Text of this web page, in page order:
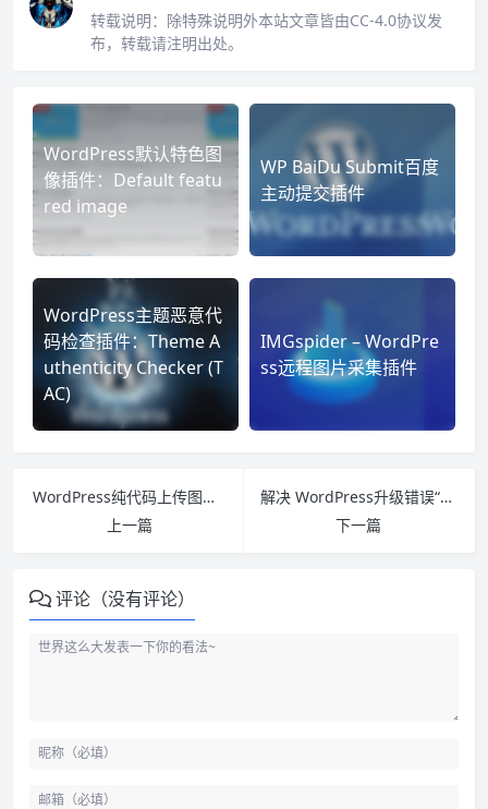
转载说明： 除特殊说明外本站文章皆由CC-4.0协议发
布，转载请注明出处。
WordPress默认特色图
像插件：Default featu
red image
WP BaiDu Submit百度
主动提交插件
WordPress主题恶意代
码检查插件：Theme A
uthenticity Checker (T
AC)
IMGspider – WordPre
ss远程图片采集插件
WordPress纯代码上传图片自动重命名的方法技巧
上一篇
解决 WordPress升级错误“正在执行例行维护，请一分钟后回来”
下一篇
评论（没有评论）